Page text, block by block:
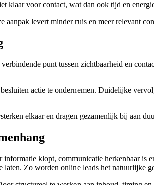
klaar voor contact, wat dan ook tijd en
levert minder ruis en meer relevant
punt tussen zichtbaarheid en
actie te ondernemen. Duidelijke
elkaar en dragen gezamenlijk bij aan
informatie klopt, communicatie herkenbaar
Zo worden online leads het natuurlijke